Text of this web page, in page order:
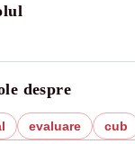
despre
evaluare
cub